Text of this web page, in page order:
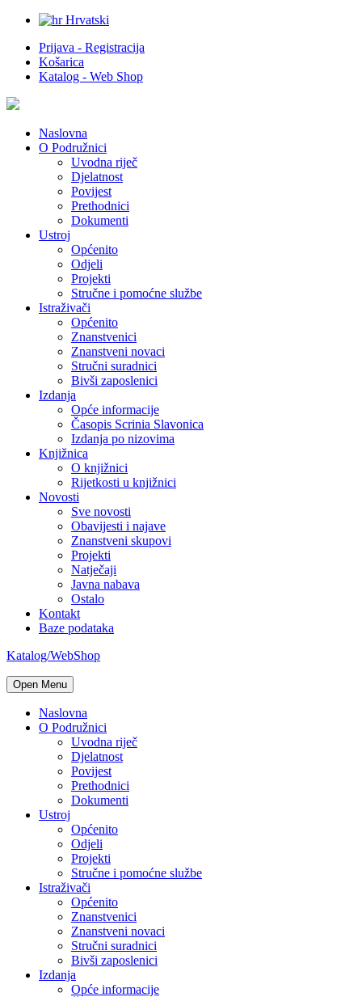
Hrvatski
Prijava - Registracija
Košarica
Katalog - Web Shop
Naslovna
O Podružnici
Uvodna riječ
Djelatnost
Povijest
Prethodnici
Dokumenti
Ustroj
Općenito
Odjeli
Projekti
Stručne i pomoćne službe
Istraživači
Općenito
Znanstvenici
Znanstveni novaci
Stručni suradnici
Bivši zaposlenici
Izdanja
Opće informacije
Časopis Scrinia Slavonica
Izdanja po nizovima
Knjižnica
O knjižnici
Rijetkosti u knjižnici
Novosti
Sve novosti
Obavijesti i najave
Znanstveni skupovi
Projekti
Natječaji
Javna nabava
Ostalo
Kontakt
Baze podataka
Katalog/WebShop
Open Menu
Naslovna
O Podružnici
Uvodna riječ
Djelatnost
Povijest
Prethodnici
Dokumenti
Ustroj
Općenito
Odjeli
Projekti
Stručne i pomoćne službe
Istraživači
Općenito
Znanstvenici
Znanstveni novaci
Stručni suradnici
Bivši zaposlenici
Izdanja
Opće informacije